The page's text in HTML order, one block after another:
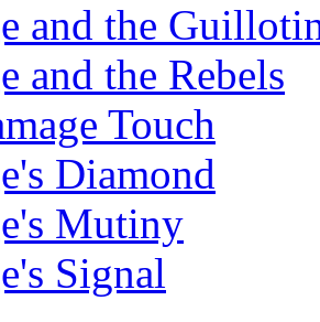
and the
and the Rebels
Touch
Diamond
Mutiny
Signal